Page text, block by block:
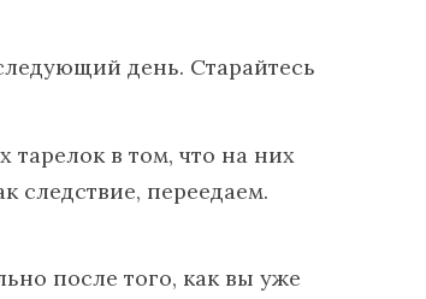
день. Старайтесь
в том, что на них
переедаем.
после того, как вы уже